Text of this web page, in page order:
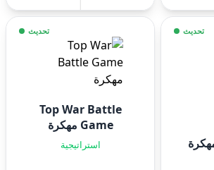
تحديث تحديث
Top War Battle
Game مهكرة
استراتيجية